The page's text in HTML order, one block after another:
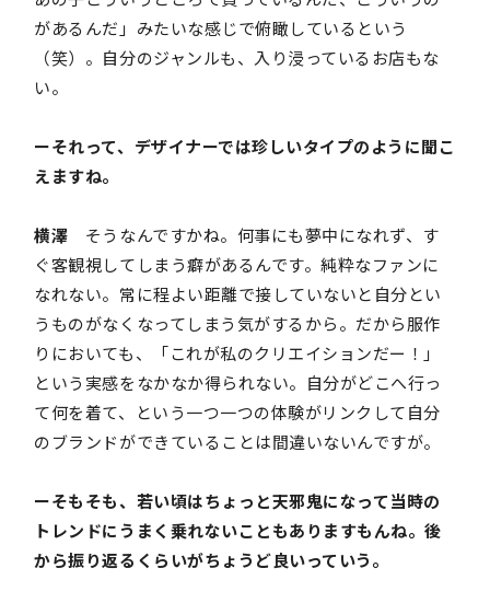
があるんだ」みたいな感じで俯瞰しているという
（笑）。自分のジャンルも、入り浸っているお店もな
い。
ーそれって、デザイナーでは珍しいタイプのように聞こ
えますね。
横澤 そうなんですかね。何事にも夢中になれず、す
ぐ客観視してしまう癖があるんです。純粋なファンに
なれない。常に程よい距離で接していないと自分とい
うものがなくなってしまう気がするから。だから服作
りにおいても、「これが私のクリエイションだー！」
という実感をなかなか得られない。自分がどこへ行っ
て何を着て、という一つ一つの体験がリンクして自分
のブランドができていることは間違いないんですが。
ーそもそも、若い頃はちょっと天邪鬼になって当時の
トレンドにうまく乗れないこともありますもんね。後
から振り返るくらいがちょうど良いっていう。